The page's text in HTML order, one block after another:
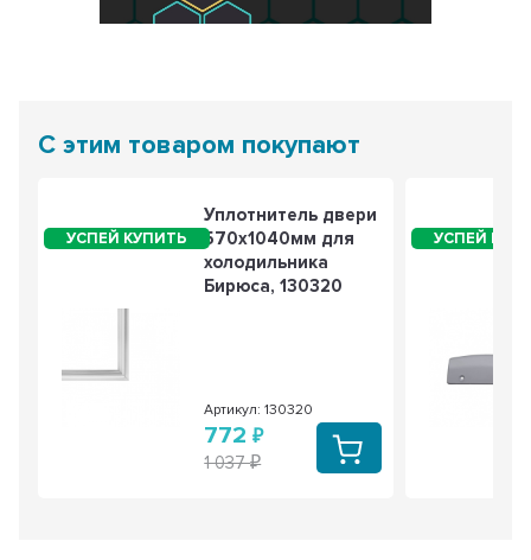
С этим товаром покупают
Уплотнитель двери
570х1040мм для
холодильника
Бирюса, 130320
Артикул: 130320
772
1 037